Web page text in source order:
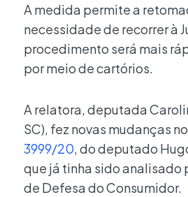
A medida permite a
necessidade de recorrer à
procedimento será mais
por meio de cartórios.
A relatora, deputada
SC), fez novas mudanças no
3999/20, do deputado
que já tinha sido analisado
de Defesa do Consumidor.